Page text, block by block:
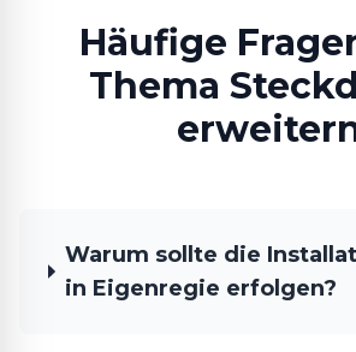
Häufige
Thema
Warum sollte die
in Eigenregie erfolgen?